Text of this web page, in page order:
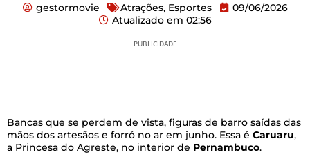
gestormovie Atrações, Esportes
09/06/2026
Atualizado em 02:56
PUBLICIDADE
Bancas que se perdem de vista, figuras de barro saídas das
mãos dos artesãos e forró no ar em junho. Essa é Caruaru,
a Princesa do Agreste, no interior de Pernambuco.